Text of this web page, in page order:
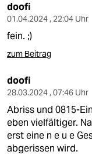
doofi
01.04.2024 , 22:04 Uhr
fein. ;)
zum Beitrag
doofi
28.03.2024 , 07:46 Uhr
Abriss und 0815-
eben vielfältiger.
erst eine n e u e
abgerissen wird.